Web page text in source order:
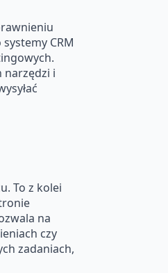
CRM
narzędzi i
To z kolei
na
czy
zadaniach,